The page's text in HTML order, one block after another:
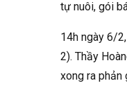
tự nuôi, gói
14h ngày 6/
2). Thầy
xong ra phản